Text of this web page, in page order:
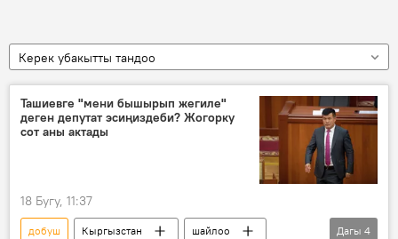
Керек убакытты тандоо
Ташиевге "мени бышырып жегиле"
деген депутат эсиңиздеби? Жогорку
сот аны актады
18 Бугу, 11:37
добуш Кыргызстан
шайлоо
Дагы 4